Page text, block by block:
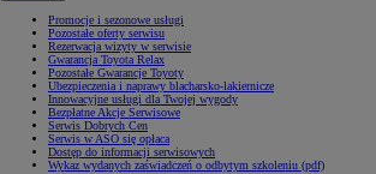
Promocje i sezonowe usługi
Pozostałe oferty serwisu
Rezerwacja wizyty w serwisie
Gwarancja Toyota Relax
Pozostałe Gwarancje Toyoty
Ubezpieczenia i naprawy blacharsko-lakiernicze
Innowacyjne usługi dla Twojej wygody
Bezpłatne Akcje Serwisowe
Serwis Dobrych Cen
Serwis w ASO się opłaca
Dostęp do informacji serwisowych
Wykaz wydanych zaświadczeń o odbytym szkoleniu (pdf)